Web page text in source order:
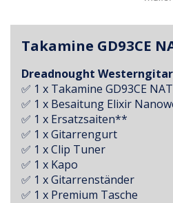
Takamine GD93CE
Dreadnought
✅ 1 x Takamine GD93CE
✅ 1 x Besaitung Elixir
✅ 1 x Ersatzsaiten**
✅ 1 x Gitarrengurt
✅ 1 x Clip Tuner
✅ 1 x Kapo
✅ 1 x Gitarrenständer
✅ 1 x Premium Tasche